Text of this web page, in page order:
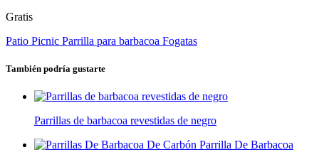
Gratis
Patio Picnic Parrilla para barbacoa Fogatas
También podría gustarte
Parrillas de barbacoa revestidas de negro